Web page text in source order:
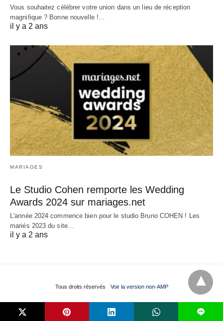
Vous souhaitez célébrer votre union dans un lieu de réception
magnifique ? Bonne nouvelle !…
il y a 2 ans
MARIAGES
Le Studio Cohen remporte les Wedding
Awards 2024 sur mariages.net
L'année 2024 commence bien pour le studio Bruno COHEN ! Les
mariés 2023 du site…
il y a 2 ans
Tous droits réservés Voir la version non-AMP
L